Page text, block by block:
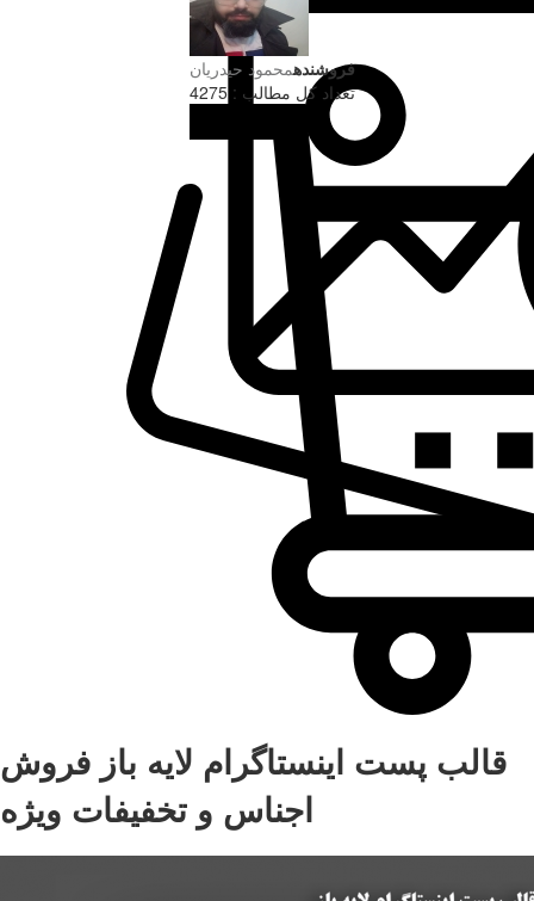
فروشندهمحمود حیدریان
تعداد کل مطالب : 4275
قالب پست اینستاگرام لایه باز فروش
اجناس و تخفیفات ویژه